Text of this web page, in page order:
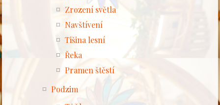
Zrození světla
Navštívení
Tišina lesní
Řeka
Pramen štěstí
Podzim